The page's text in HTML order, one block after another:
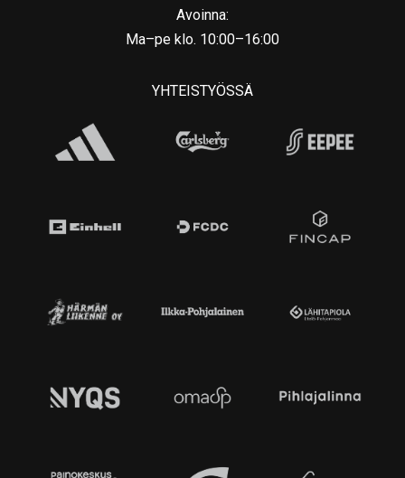
Avoinna:
Ma–pe klo. 10:00–16:00
YHTEISTYÖSSÄ